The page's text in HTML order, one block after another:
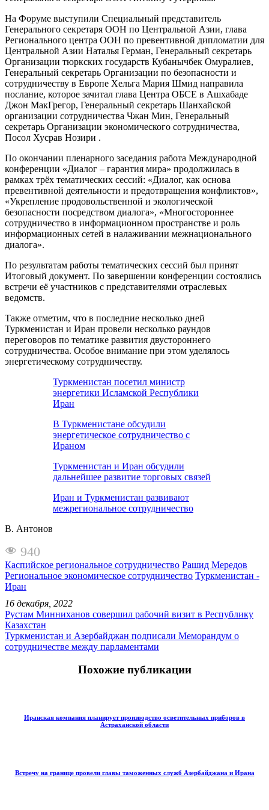
На Форуме выступили Специальный представитель
Генерального секретаря ООН по Центральной Азии, глава
Регионального центра ООН по превентивной дипломатии для
Центральной Азии Наталья Герман, Генеральный секретарь
Организации тюркских государств Кубанычбек Омуралиев,
Генеральный секретарь Организации по безопасности и
сотрудничеству в Европе Хельга Мария Шмид направила
послание, которое зачитал глава Центра ОБСЕ в Ашхабаде
Джон МакГрегор, Генеральный секретарь Шанхайской
организации сотрудничества Чжан Мин, Генеральный
секретарь Организации экономического сотрудничества,
Посол Хусрав Нозири .
По окончании пленарного заседания работа Международной
конференции «Диалог – гарантия мира» продолжилась в
рамках трёх тематических сессий: «Диалог, как основа
превентивной деятельности и предотвращения конфликтов»,
«Укрепление продовольственной и экологической
безопасности посредством диалога», «Многостороннее
сотрудничество в информационном пространстве и роль
информационных сетей в налаживании межнационального
диалога».
По результатам работы тематических сессий был принят
Итоговый документ. По завершении конференции состоялись
встречи её участников с представителями отраслевых
ведомств.
Также отметим, что в последние несколько дней
Туркменистан и Иран провели несколько раундов
переговоров по тематике развития двустороннего
сотрудничества. Особое внимание при этом уделялось
энергетическому сотрудничеству.
Туркменистан посетил министр
энергетики Исламской Республики
Иран
В Туркменистане обсудили
энергетическое сотрудничество с
Ираном
Туркменистан и Иран обсудили
дальнейшее развитие торговых связей
Иран и Туркменистан развивают
межрегиональное сотрудничество
В. Антонов
940
Каспийское региональное сотрудничество Рашид Мередов
Региональное экономическое сотрудничество Туркменистан -
Иран
16 декабря, 2022
Рустам Минниханов совершил рабочий визит в Республику
Казахстан
Туркменистан и Азербайджан подписали Меморандум о
сотрудничестве между парламентами
Похожие публикации
Иранская компания планирует производство осветительных приборов в
Астраханской области
Встречу на границе провели главы таможенных служб Азербайджана и Ирана